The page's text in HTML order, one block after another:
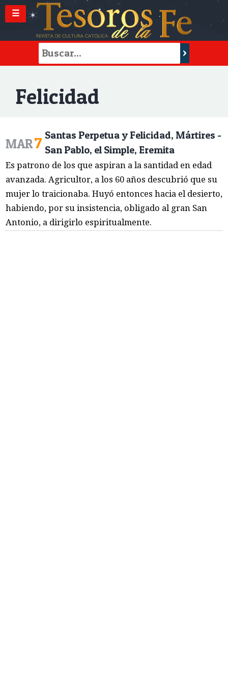
☰
Felicidad
MAR7 Santas Perpetua y Felicidad, Mártires -
San Pablo, el Simple, Eremita
Es patrono de los que aspiran a la santidad en edad
avanzada. Agricultor, a los 60 años descubrió que su
mujer lo traicionaba. Huyó entonces hacia el desierto,
habiendo, por su insistencia, obligado al gran San
Antonio, a dirigirlo espiritualmente.